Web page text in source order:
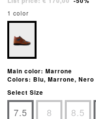
1 color
Main color: Marrone
Colors: Blu, Marrone, Nero
Select Size
7.5 8 8.5